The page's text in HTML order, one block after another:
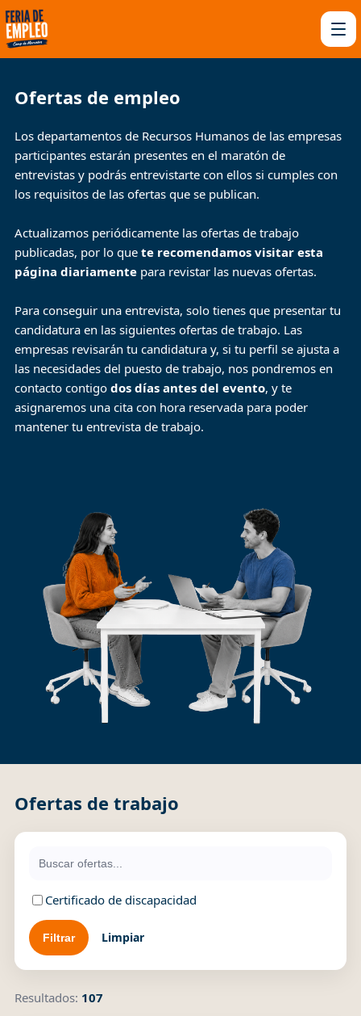
Ofertas de empleo
Los departamentos de Recursos Humanos de las empresas
participantes estarán presentes en el maratón de
entrevistas y podrás entrevistarte con ellos si cumples con
los requisitos de las ofertas que se publican.
Actualizamos periódicamente las ofertas de trabajo
publicadas, por lo que te recomendamos visitar esta
página diariamente para revistar las nuevas ofertas.
Para conseguir una entrevista, solo tienes que presentar tu
candidatura en las siguientes ofertas de trabajo. Las
empresas revisarán tu candidatura y, si tu perfil se ajusta a
las necesidades del puesto de trabajo, nos pondremos en
contacto contigo dos días antes del evento, y te
asignaremos una cita con hora reservada para poder
mantener tu entrevista de trabajo.
Ofertas de trabajo
Certificado de discapacidad
Limpiar
Resultados: 107